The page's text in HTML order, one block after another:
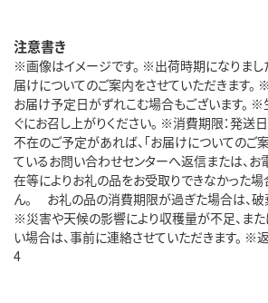
注意書き
※画像はイメージです。 ※出荷時期になりまし
届けについてのご案内をさせていただきます。
お届け予定日がずれこむ場合もございます。 ※
ぐにお召し上がりください。 ※消費期限：発
不在のご予定があれば、「お届けについてのご
ているお問い合わせセンターへ返信または、お
在等によりお礼の品をお受取りできなかった場
ん。 お礼の品の消費期限が過ぎた場合は、破
※災害や天候の影響により収穫量が不足、また
い場合は、事前に連絡させていただきます。 ※
4